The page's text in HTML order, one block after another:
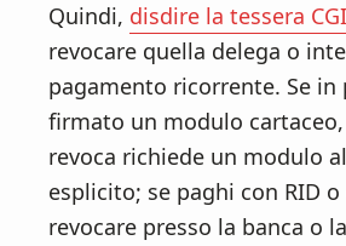
Quindi, disdire la tessera
revocare quella delega o
pagamento ricorrente. Se in
firmato un modulo
revoca richiede un modulo
esplicito; se paghi con RID
revocare presso la banca o